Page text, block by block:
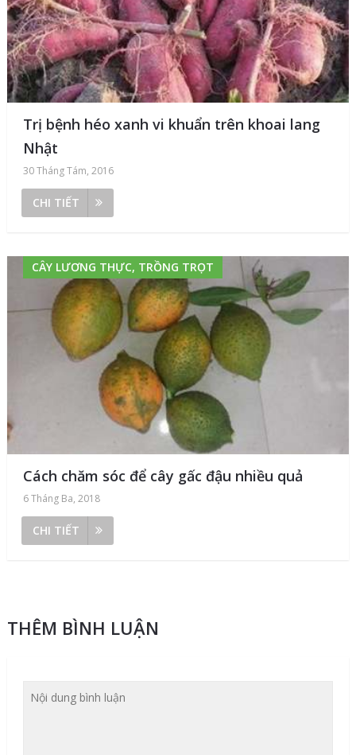
Trị bệnh héo xanh vi khuẩn trên khoai lang
Nhật
30 Tháng Tám, 2016
CHI TIẾT
CÂY LƯƠNG THỰC, TRỒNG TRỌT
Cách chăm sóc để cây gấc đậu nhiều quả
6 Tháng Ba, 2018
CHI TIẾT
THÊM BÌNH LUẬN